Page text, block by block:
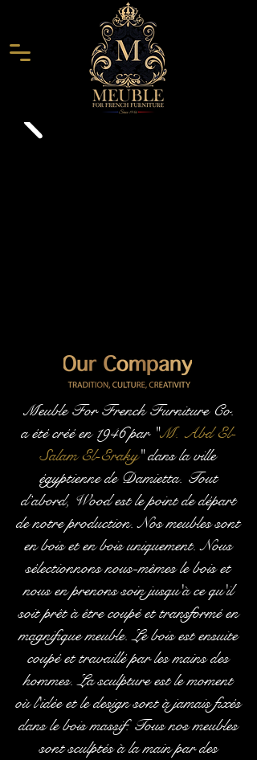
Meuble For French Furniture Co.
a été créé en 1946 par "M. Abd El-
Salam El-Eraky" dans la ville
égyptienne de Damietta. Tout
d’abord, Wood est le point de départ
de notre production. Nos meubles sont
en bois et en bois uniquement. Nous
sélectionnons nous-mêmes le bois et
nous en prenons soin jusqu'à ce qu'il
soit prêt à être coupé et transformé en
magnifique meuble. Le bois est ensuite
coupé et travaillé par les mains des
hommes. La sculpture est le moment
où l'idée et le design sont à jamais fixés
dans le bois massif. Tous nos meubles
sont sculptés à la main par des